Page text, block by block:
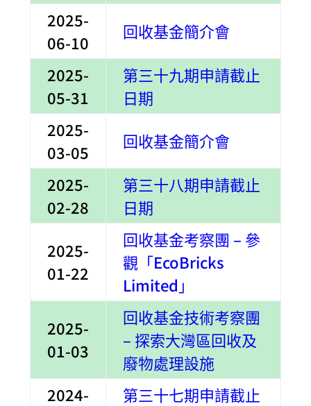
2025-
06-10
回收基金簡介會
2025-
05-31
第三十九期申請截止
日期
2025-
03-05
回收基金簡介會
2025-
02-28
第三十八期申請截止
日期
2025-
01-22
回收基金考察團 – 參
觀「EcoBricks
Limited」
2025-
01-03
回收基金技術考察團
– 探索大灣區回收及
廢物處理設施
2024-
第三十七期申請截止